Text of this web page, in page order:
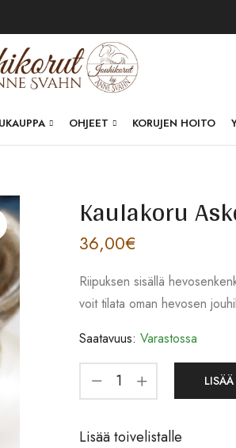
OHJEET KORUJEN HOITO
Kaulakoru
36,00€
Riipuksen sisällä
voit tilata oman hevosen
Saatavuus: Varastossa
Lisää toivelistalle